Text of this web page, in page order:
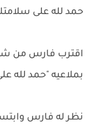
حمد لله على
اقترب فارس من
بملاعيه "حمد لله
نظر له فارس